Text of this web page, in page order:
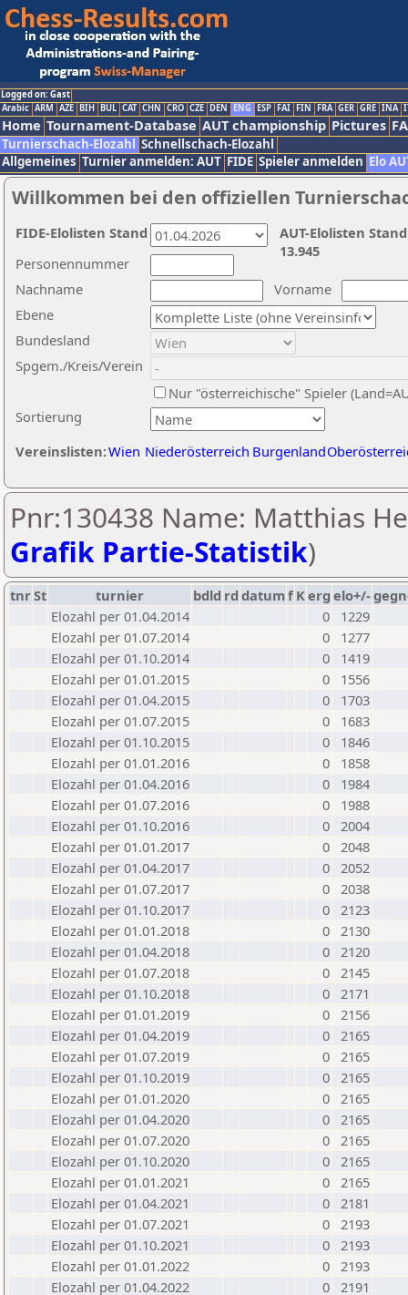
Logged on: Gast
Arabic ARM AZE BIH BUL CAT CHN CRO CZE DEN ENG ESP FAI FIN FRA GER GRE INA
Home Tournament-Database AUT championship Pictures
Turnierschach-Elozahl Schnellschach-Elozahl
Allgemeines Turnier anmelden: AUT FIDE Spieler anmelden Elo
Willkommen bei den offiziellen
Nachname
Vorname
Ebene
Sortierung
Personennummer
Bundesland
Spgem./Kreis/Verein
Nur "österreichische" Spieler
Vereinslisten:Wien Niederösterreich Burgenland
AUT-Elolisten
13.945
FIDE-Elolisten Stand
Pnr:130438 Name: Matthias
Grafik Partie-Statistik)
tnrSt turnier bdld rd datumf Kerg elo+/-
Elozahl per 01.04.2014
0
1229
Elozahl per 01.07.2014
0
1277
Elozahl per 01.10.2014
0
1419
Elozahl per 01.01.2015
0
1556
Elozahl per 01.04.2015
0
1703
Elozahl per 01.07.2015
0
1683
Elozahl per 01.10.2015
0
1846
Elozahl per 01.01.2016
0
1858
Elozahl per 01.04.2016
0
1984
Elozahl per 01.07.2016
0
1988
Elozahl per 01.10.2016
0 2004
Elozahl per 01.01.2017
0 2048
Elozahl per 01.04.2017
0 2052
Elozahl per 01.07.2017
0 2038
Elozahl per 01.10.2017
0 2123
Elozahl per 01.01.2018
0 2130
Elozahl per 01.04.2018
0 2120
Elozahl per 01.07.2018
0 2145
Elozahl per 01.10.2018
0 2171
Elozahl per 01.01.2019
0 2156
Elozahl per 01.04.2019
0 2165
Elozahl per 01.07.2019
0 2165
Elozahl per 01.10.2019
0 2165
Elozahl per 01.01.2020
0 2165
Elozahl per 01.04.2020
0 2165
Elozahl per 01.07.2020
0 2165
Elozahl per 01.10.2020
0 2165
Elozahl per 01.01.2021
0 2165
Elozahl per 01.04.2021
0 2181
Elozahl per 01.07.2021
0 2193
Elozahl per 01.10.2021
0 2193
Elozahl per 01.01.2022
0 2193
Elozahl per 01.04.2022
0 2191